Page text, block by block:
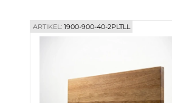
ARTIKEL:1900-900-40-2PLTLL